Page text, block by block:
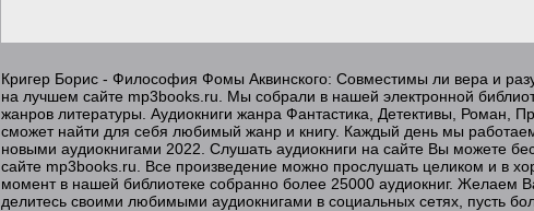
Кригер Борис - Философия Фомы Аквинского: Совместимы ли вера и
на лучшем сайте mp3books.ru. Мы собрали в нашей электронной
жанров литературы. Аудиокниги жанра Фантастика, Детективы, Роман,
сможет найти для себя любимый жанр и книгу. Каждый день мы
новыми аудиокнигами 2022. Слушать аудиокниги на сайте Вы можете
сайте mp3books.ru. Все произведение можно прослушать целиком и в
момент в нашей библиотеке собранно более 25000 аудиокниг. Желаем
делитесь своими любимыми аудиокнигами в социальных сетях, пусть